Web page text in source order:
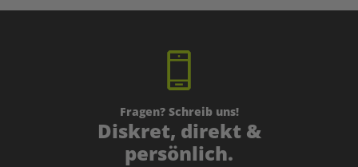
Fragen? Schreib uns!
Diskret, direkt &
persönlich.